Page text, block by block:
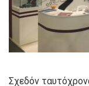
Σχεδόν